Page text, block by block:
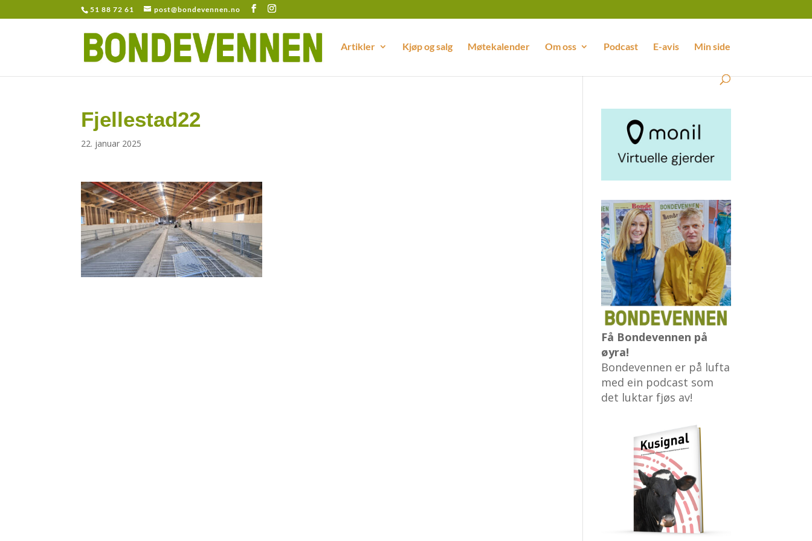
51 88 72 61 post@bondevennen.no
Artikler Kjøp og salg Møtekalender Om oss Podcast E-avis Min side
Fjellestad22
22. januar 2025
Få Bondevennen på
øyra!
Bondevennen er på lufta
med ein podcast som
det luktar fjøs av!